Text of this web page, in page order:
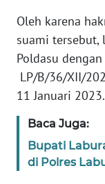
Oleh karena
suami tersebut,
Poldasu
LP/B/36/XII/
11 Januari 2023.
Baca Juga:
Bupati
di Polres
WN
WN
SULBAR
WN
WN